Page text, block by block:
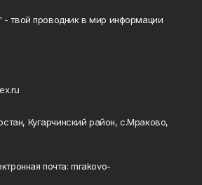
- твой проводник в мир информации
Кугарчинский район, с.Мраково,
почта: mrakovo-